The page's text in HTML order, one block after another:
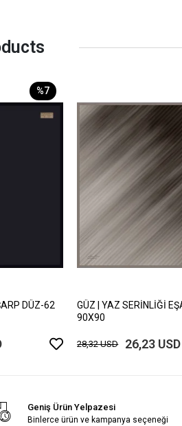
%7
DÜZ-62
GÜZ | YAZ SERİNLİĞİ
90X90
28,32 USD 26,23 USD
Geniş Ürün Yelpazesi
Binlerce ürün ve kampanya seçeneği